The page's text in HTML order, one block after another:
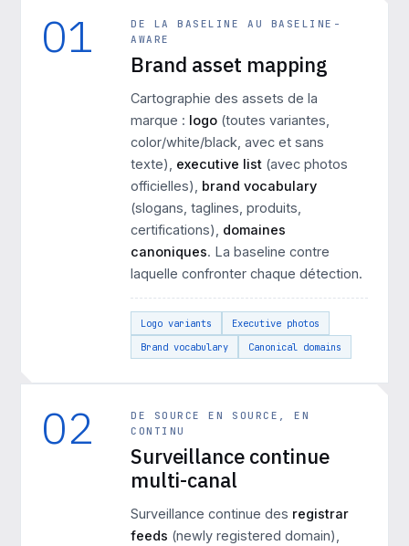
01
DE LA BASELINE AU BASELINE-
AWARE
Brand asset mapping
Cartographie des assets de la
marque : logo (toutes variantes,
color/white/black, avec et sans
texte), executive list (avec photos
officielles), brand vocabulary
(slogans, taglines, produits,
certifications), domaines
canoniques. La baseline contre
laquelle confronter chaque détection.
Logo variants
Executive photos
Brand vocabulary
Canonical domains
02
DE SOURCE EN SOURCE, EN
CONTINU
Surveillance continue
multi-canal
Surveillance continue des registrar
feeds (newly registered domain),